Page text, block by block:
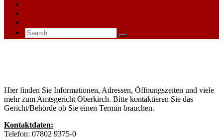
Search
for:
Hier finden Sie Informationen, Adressen, Öffnungszeiten und viele
mehr zum Amtsgericht Oberkirch. Bitte kontaktieren Sie das
Gericht/Behörde ob Sie einen Termin brauchen.
Kontaktdaten:
Telefon: 07802 9375-0